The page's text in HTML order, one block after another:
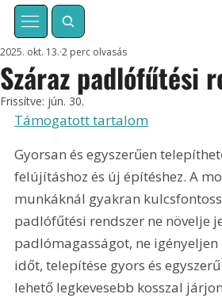
Száraz padlófűtési
2025. okt. 13. 2 perc olvasás
Frissítve: jún. 30.
Támogatott tartalom
Gyorsan és egyszerűen
felújításhoz és új építéshez. A
munkáknál gyakran
padlófűtési rendszer ne növelje
padlómagasságot, ne igényeljen
időt, telepítése gyors és
lehető legkevesebb kosszal